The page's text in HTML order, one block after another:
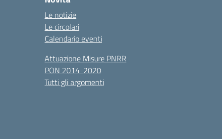
Le notizie
Le circolari
Calendario eventi
Attuazione Misure PNRR
PON 2014-2020
Tutti gli argomenti